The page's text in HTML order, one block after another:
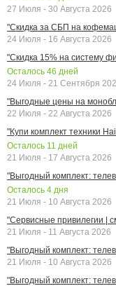
27 Июля - 30 Августа 2026
"Скидка за СБП на
24 Июля - 16 Августа 2026
"Скидка 15% на систему
Осталось 46 дней
24 Июля - 21 Сентября
"Выгодные цены на
22 Июля - 22 Августа 2026
"Купи комплект техники
Осталось 11 дней
21 Июля - 17 Августа 2026
"Выгодный комплект:
Осталось 4 дня
21 Июля - 10 Августа 2026
"Сервисные привилегии |
21 Июля - 11 Августа 2026
"Выгодный комплект:
21 Июля - 10 Августа 2026
"Выгодный комплект: